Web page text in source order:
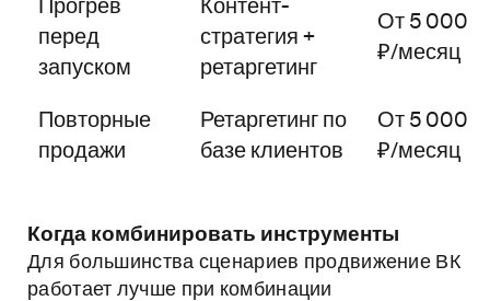
Прогрев
перед
запуском
Контент-
стратегия +
ретаргетинг
От 5 000
₽/месяц
Повторные
продажи
Ретаргетинг по
базе клиентов
От 5 000
₽/месяц
Когда комбинировать инструменты
Для большинства сценариев продвижение ВК
работает лучше при комбинации